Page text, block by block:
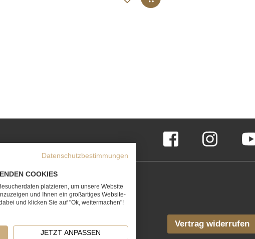
die
Facebook Instagram
Vertrag widerrufen
Datenschutzbestimmungen
COOKIES
platzieren, um unsere Website
und Ihnen ein großartiges Website-
und klicken Sie auf "Ok, weitermachen"!
JETZT ANPASSEN